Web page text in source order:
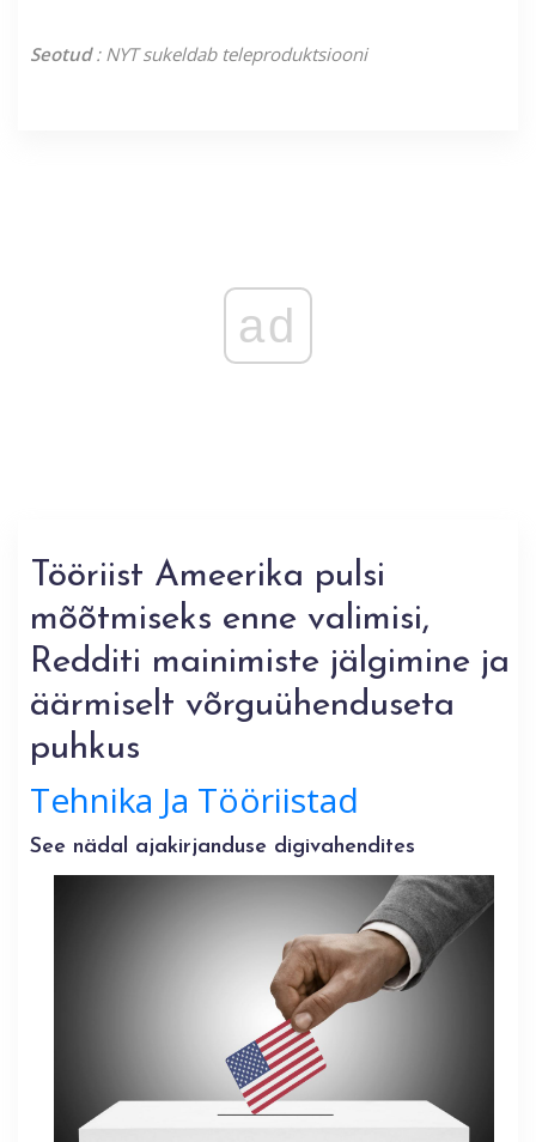
Seotud: NYT sukeldab teleproduktsiooni
ad
Tööriist Ameerika pulsi
mõõtmiseks enne valimisi,
Redditi mainimiste jälgimine ja
äärmiselt võrguühenduseta
puhkus
Tehnika Ja Tööriistad
See nädal ajakirjanduse digivahendites